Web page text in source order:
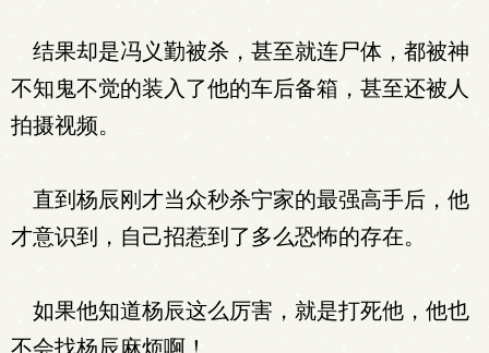
结果却是冯义勤被杀，甚至就连尸体，都被神
不知鬼不觉的装入了他的车后备箱，甚至还被人
拍摄视频。
直到杨辰刚才当众秒杀宁家的最强高手后，他
才意识到，自己招惹到了多么恐怖的存在。
如果他知道杨辰这么厉害，就是打死他，他也
不会找杨辰麻烦啊！